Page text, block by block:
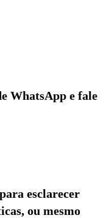
WhatsApp e fale
esclarecer
ou mesmo